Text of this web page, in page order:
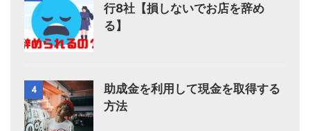
行8社【損しないでお店を辞め
る】
4
助成金を利用して現金を取得する
方法